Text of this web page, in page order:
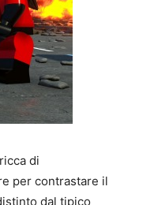
di
per contrastare il
dal tipico